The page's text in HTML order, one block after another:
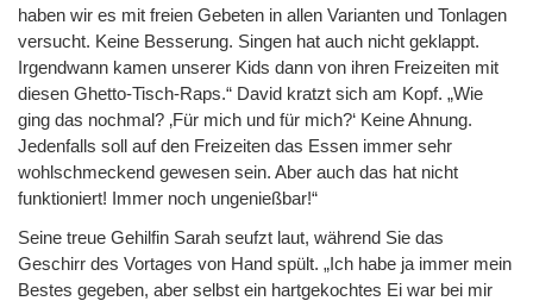
haben wir es mit freien Gebeten in allen Varianten und Tonlagen
versucht. Keine Besserung. Singen hat auch nicht geklappt.
Irgendwann kamen unserer Kids dann von ihren Freizeiten mit
diesen Ghetto-Tisch-Raps.“ David kratzt sich am Kopf. „Wie
ging das nochmal? ‚Für mich und für mich?‘ Keine Ahnung.
Jedenfalls soll auf den Freizeiten das Essen immer sehr
wohlschmeckend gewesen sein. Aber auch das hat nicht
funktioniert! Immer noch ungenießbar!“
Seine treue Gehilfin Sarah seufzt laut, während Sie das
Geschirr des Vortages von Hand spült. „Ich habe ja immer mein
Bestes gegeben, aber selbst ein hartgekochtes Ei war bei mir